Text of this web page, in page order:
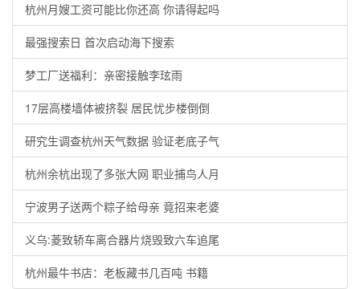
杭州月嫂工资可能比你还高 你请得起吗
最强搜索日 首次启动海下搜索
梦工厂送福利：亲密接触李玹雨
17层高楼墙体被挤裂 居民忧步楼倒倒
研究生调查杭州天气数据 验证老底子气
杭州余杭出现了多张大网 职业捕鸟人月
宁波男子送两个粽子给母亲 竟招来老婆
义乌:菱致轿车离合器片烧毁致六车追尾
杭州最牛书店：老板藏书几百吨 书籍